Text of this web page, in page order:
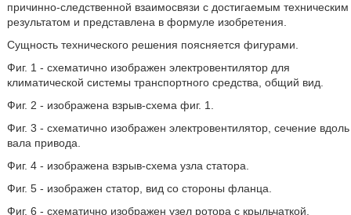
причинно-следственной взаимосвязи с достигаемым техническим
результатом и представлена в формуле изобретения.
Сущность технического решения поясняется фигурами.
Фиг. 1 - схематично изображен электровентилятор для
климатической системы транспортного средства, общий вид.
Фиг. 2 - изображена взрыв-схема фиг. 1.
Фиг. 3 - схематично изображен электровентилятор, сечение вдоль
вала привода.
Фиг. 4 - изображена взрыв-схема узла статора.
Фиг. 5 - изображен статор, вид со стороны фланца.
Фиг. 6 - схематично изображен узел ротора с крыльчаткой.